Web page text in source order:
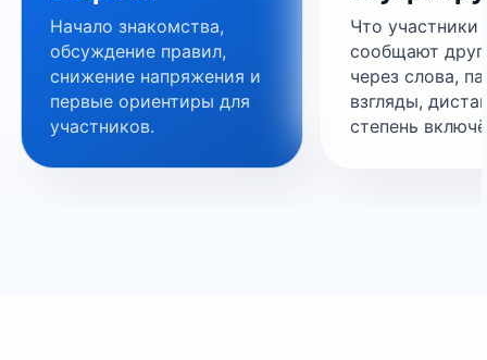
Начало знакомства,
обсуждение правил,
снижение напряжения и
первые ориентиры для
участников.
Что участники
сообщают друг
через слова,
взгляды,
степень